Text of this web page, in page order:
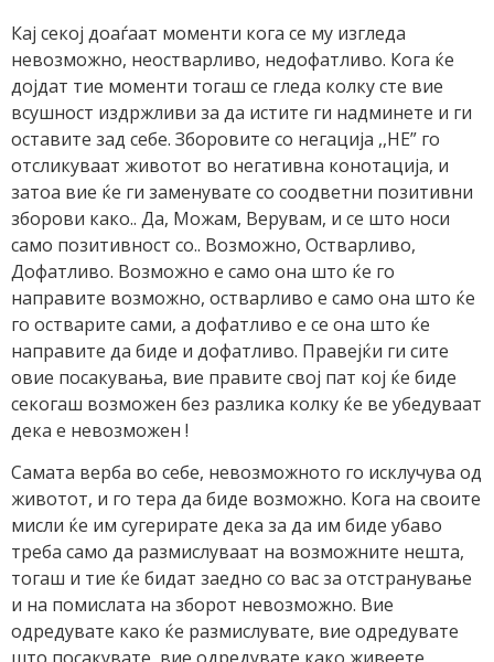
Кај секој доаѓаат моменти кога се му изгледа
невозможно, неостварливо, недофатливо. Кога ќе
дојдат тие моменти тогаш се гледа колку сте вие
всушност издржливи за да истите ги надминете и ги
оставите зад себе. Зборовите со негација ,,НЕ” го
отсликуваат животот во негативна конотација, и
затоа вие ќе ги заменувате со соодветни позитивни
зборови како.. Да, Можам, Верувам, и се што носи
само позитивност со.. Возможно, Остварливо,
Дофатливо. Возможно е само она што ќе го
направите возможно, остварливо е само она што ќе
го остварите сами, а дофатливо е се она што ќе
направите да биде и дофатливо. Правејќи ги сите
овие посакувања, вие правите свој пат кој ќе биде
секогаш возможен без разлика колку ќе ве убедуваат
дека е невозможен !
Самата верба во себе, невозможното го исклучува од
животот, и го тера да биде возможно. Кога на своите
мисли ќе им сугерирате дека за да им биде убаво
треба само да размислуваат на возможните нешта,
тогаш и тие ќе бидат заедно со вас за отстранување
и на помислата на зборот невозможно. Вие
одредувате како ќе размислувате, вие одредувате